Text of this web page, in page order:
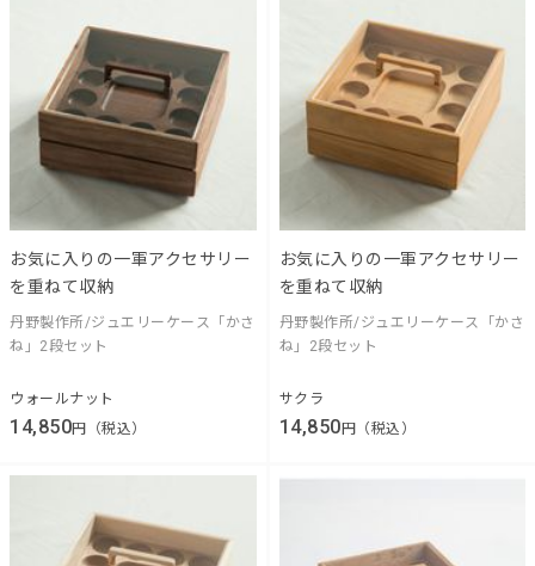
お気に入りの一軍アクセサリー
を重ねて収納
丹野製作所/ジュエリーケース「かさ
ね」2段セット
ウォールナット
14,850円（税込）
お気に入りの一軍アクセサリー
を重ねて収納
丹野製作所/ジュエリーケース「かさ
ね」2段セット
サクラ
14,850 円（税込）